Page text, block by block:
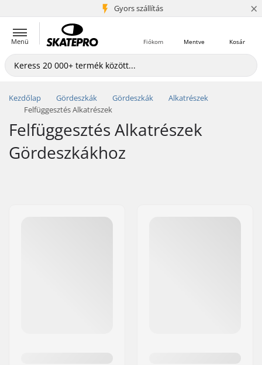
Gyors szállítás
5+ millió ügyfél ×
Menü Kosár
Mentve
Fiókom
Kezdőlap Gördeszkák Gördeszkák
Alkatrészek
Felfüggesztés Alkatrészek
Felfüggesztés Alkatrészek
Gördeszkákhoz